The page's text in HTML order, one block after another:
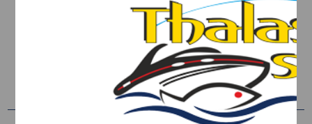
/ Ηχοσυστηματα /
ΚΕΡΑΙΕΣ RADIO/TV/VHF-ΚΑΛΩΔΙΑ